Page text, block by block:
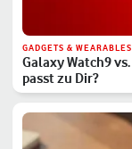
GADGETS & WEARABLES
Galaxy Watch9
passt zu Dir?